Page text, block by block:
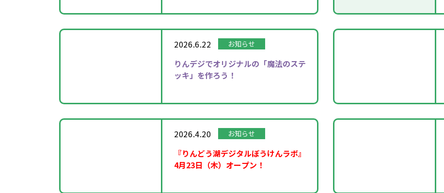
2026.6.22 お知らせ
りんデジでオリジナルの「魔法のステ
ッキ」を作ろう！
2026.4.20 お知らせ
『りんどう湖デジタルぼうけんラボ』
4月23日（木）オープン！